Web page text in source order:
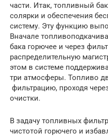
части. Итак, топливный
солярки и обеспечения
систему. Эту функцию
Вначале
бака горючее и через
распределительную
этом в системе
три атмосферы. Топливо
фильтрацию, проходя
очистки.
В задачу топливных
чистотой горючего и